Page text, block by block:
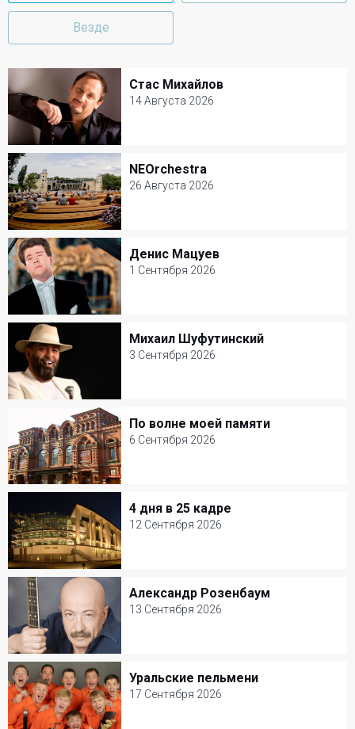
Везде
Стас Михайлов
14 Августа 2026
Стас Михайлов
14 Августа 2026
Крокус Сити Холл
Популярная музыка
NEOrchestra
26 Августа 2026
NEOrchestra
26 Августа 2026
Зеленый театр ВДНХ
Другое
Денис Мацуев
1 Сентября 2026
Денис Мацуев
1 Сентября 2026
КЗ Чайковского
Классическая музыка
Михаил Шуфутинский
3 Сентября 2026
Михаил Шуфутинский
3 Сентября 2026
Кремлевский дворец
Популярная музыка
По волне моей памяти
6 Сентября 2026
По волне моей памяти
6 Сентября 2026
Театр им. В. Маяковского
Рок
4 дня в 25 кадре
12 Сентября 2026
4 дня в 25 кадре
12 Сентября 2026
Мастерская Петра Фоменко
Творческий вечер
Александр Розенбаум
13 Сентября 2026
Александр Розенбаум
13 Сентября 2026
БКЗ Октябрьский
Шансон
Уральские пельмени
17 Сентября 2026
Уральские пельмени
17 Сентября 2026